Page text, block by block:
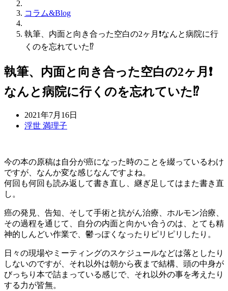
コラム&Blog
執筆、内面と向き合った空白の2ヶ月❗️なんと病院に行
くのを忘れていた⁉️
執筆、内面と向き合った空白の2ヶ月❗️
なんと病院に行くのを忘れていた⁉️
2021年7月16日
浮世 満理子
今の本の原稿は自分が癌になった時のことを綴っているわけ
ですが、なんか変な感じなんですよね。
何回も何回も読み返して書き直し、継ぎ足してはまた書き直
し。
癌の発見、告知、そして手術と抗がん治療、ホルモン治療、
その過程を通じて、自分の内面と向かい合うのは、とても精
神的しんどい作業で、鬱っぽくなったりピリピリしたり。
日々の現場やミーティングのスケジュールなどは落としたり
しないのですが、それ以外は朝から夜まで結構、頭の中身が
びっちり本で詰まっている感じで、それ以外の事を考えたり
する力が皆無。